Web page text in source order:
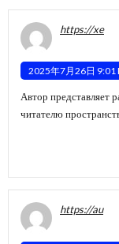
https://xe
2025年7月26日 9:01
Автор представляет
читателю
https://au